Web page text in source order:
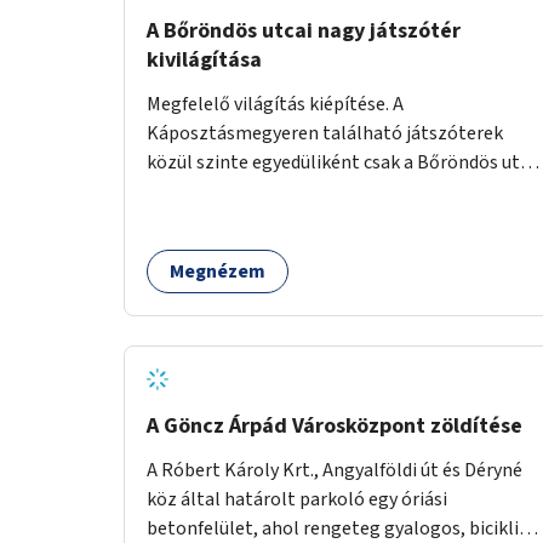
A Bőröndös utcai nagy játszótér
kivilágítása
Megfelelő világítás kiépítése. A
Káposztásmegyeren található játszóterek
közül szinte egyedüliként csak a Bőröndös utca
miatt a őszi és téli hónapokban nem lehet ide
járni a gyerekekkel.
Megnézem
A Göncz Árpád Városközpont zöldítése
A Róbert Károly Krt., Angyalföldi út és Déryné
köz által határolt parkoló egy óriási
betonfelület, ahol rengeteg gyalogos, biciklis